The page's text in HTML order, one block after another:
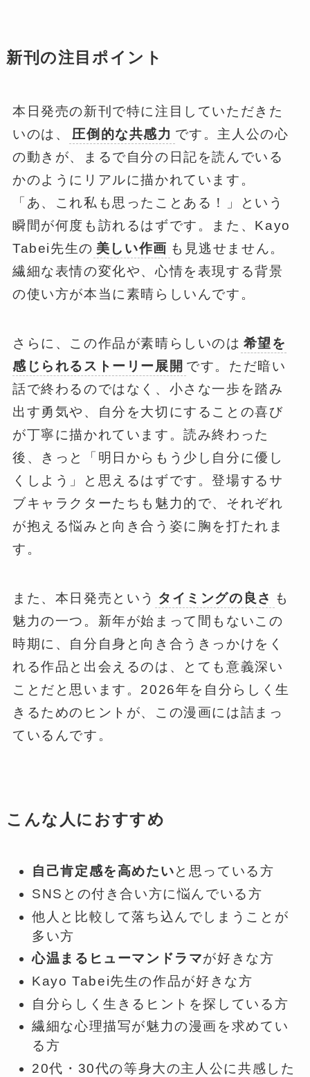
新刊の注目ポイント
本日発売の新刊で特に注目していただきた
いのは、
圧倒的な共感力 です。主人公の心
の動きが、まるで自分の日記を読んでいる
かのようにリアルに描かれています。
「あ、これ私も思ったことある！」という
瞬間が何度も訪れるはずです。また、Kayo
Tabei先生の 美しい作画 も見逃せません。
繊細な表情の変化や、心情を表現する背景
の使い方が本当に素晴らしいんです。
さらに、この作品が素晴らしいのは 希望を
感じられるストーリー展開 です。ただ暗い
話で終わるのではなく、小さな一歩を踏み
出す勇気や、自分を大切にすることの喜び
が丁寧に描かれています。読み終わった
後、きっと「明日からもう少し自分に優し
くしよう」と思えるはずです。登場するサ
ブキャラクターたちも魅力的で、それぞれ
が抱える悩みと向き合う姿に胸を打たれま
す。
また、本日発売という タイミングの良さ も
魅力の一つ。新年が始まって間もないこの
時期に、自分自身と向き合うきっかけをく
れる作品と出会えるのは、とても意義深い
ことだと思います。2026年を自分らしく生
きるためのヒントが、この漫画には詰まっ
ているんです。
こんな人におすすめ
自己肯定感を高めたいと思っている方
SNSとの付き合い方に悩んでいる方
他人と比較して落ち込んでしまうことが
多い方
心温まるヒューマンドラマが好きな方
Kayo Tabei先生の作品が好きな方
自分らしく生きるヒントを探している方
繊細な心理描写が魅力の漫画を求めてい
る方
20代・30代の等身大の主人公に共感した